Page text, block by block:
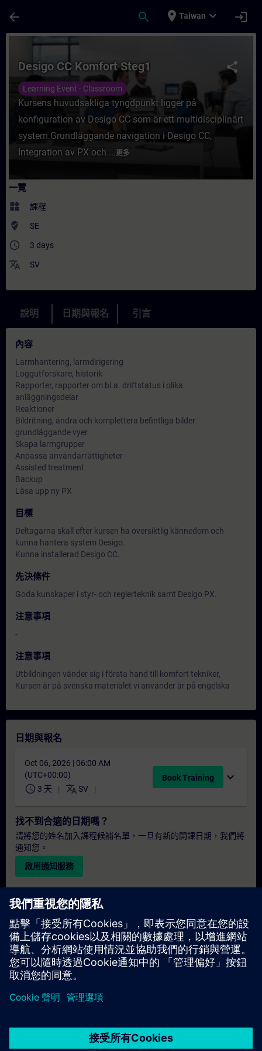
arrow_back search place Taiwan expand_more login
課程 - Desigo CC Komfort Steg1 - 培訓 -
share
Desigo CC Komfort Steg1
Learning Event - Classroom
Kursens huvudsakliga tyngdpunkt ligger på
konfiguration av Desigo CC som är ett multidisciplinärt
system.Grundläggande navigation i Desigo CC,
Integration av PX och ...更多
一覽
widgets 課程
where_to_vote SE
access_time 3 days
translate SV
說明 日期與報名 引言
內容
Larmhantering, larmdirigering
Loggutforskare, historik
Rapporter, rapporter om bl.a. driftstatus i olika
anläggningsdelar
Reaktioner
Bildritning, ändra och komplettera befintliga bilder
grundläggande vyer
Skapa larmgrupper
Anpassa användarrättigheter
Assisted treatment
Backup
Läsa upp ny PX
目標
Deltagarna skall efter kursen ha översiktlig kännedom och
kunna hantera system Desigo.
Kunna installerad Desigo CC.
先決條件
Goda kunskaper i styr- och reglerteknik samt Desigo PX.
注意事項
-
注意事項
Utbildningen vänder sig i första hand till komfort tekniker,
Kursen är på svenska materialet vi använder är på engelska
日期與報名
Oct 06, 2026 | 06:00 AM
(UTC+00:00)
schedule 3 天 translate SV
Book Training expand_more
找不到合適的日期嗎？
請將您的姓名加入課程候補名單，一旦有新的開課日期，我們將
通知您。
啟用通知服務
個人化報價
若您需要此培訓課程的標準報價單（例如供採購部門使用），請
點擊下方連結。您需先提供一些個人資料，之後我們將透過電子
郵件寄送報價單給您。
提供報價